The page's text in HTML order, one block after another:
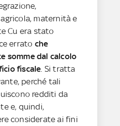
maternità e
Cu era stato
errato che
somme dal calcolo
fiscale . Si tratta
perché tali
redditi da
e, quindi,
considerate ai fini